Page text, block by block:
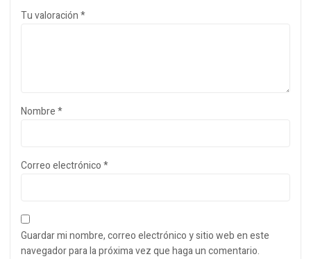
Tu valoración*
Nombre*
Correo electrónico*
Guardar mi nombre, correo electrónico y sitio web en este
navegador para la próxima vez que haga un comentario.